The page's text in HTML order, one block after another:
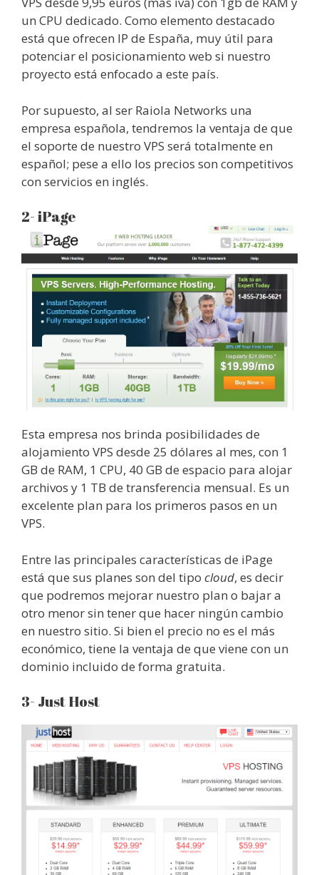
un CPU dedicado. Como elemento destacado
está que ofrecen IP de España, muy útil para
potenciar el posicionamiento web si nuestro
proyecto está enfocado a este país.
Por supuesto, al ser Raiola Networks una
empresa española, tendremos la ventaja de que
el soporte de nuestro VPS será totalmente en
español; pese a ello los precios son competitivos
con servicios en inglés.
2- iPage
Esta empresa nos brinda posibilidades de
alojamiento VPS desde 25 dólares al mes, con 1
GB de RAM, 1 CPU, 40 GB de espacio para alojar
archivos y 1 TB de transferencia mensual. Es un
excelente plan para los primeros pasos en un
VPS.
Entre las principales características de iPage
está que sus planes son del tipo cloud, es decir
que podremos mejorar nuestro plan o bajar a
otro menor sin tener que hacer ningún cambio
en nuestro sitio. Si bien el precio no es el más
económico, tiene la ventaja de que viene con un
dominio incluido de forma gratuita.
3- Just Host